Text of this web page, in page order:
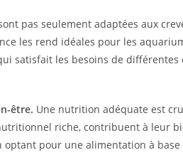
pas seulement adaptées aux
les rend idéales pour les
satisfait les besoins de différentes
être. Une nutrition adéquate est
riche, contribuent à leur
pour une alimentation à